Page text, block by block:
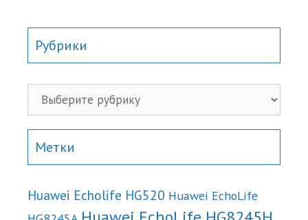
Рубрики
Рубрики
Метки
Huawei Echolife HG520 Huawei EchoLife